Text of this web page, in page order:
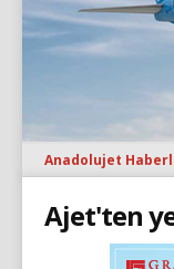
Anadolujet
Ajet'ten